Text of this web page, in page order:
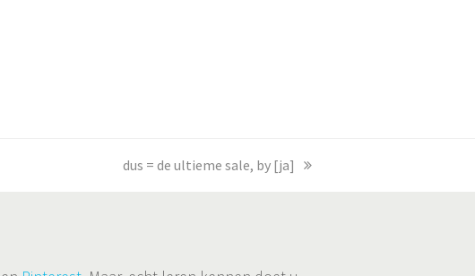
next
dus = de ultieme sale, by [ja]